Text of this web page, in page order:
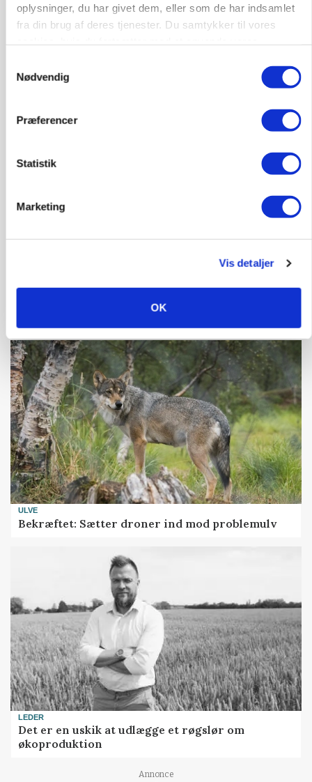
oplysninger, du har givet dem, eller som de har indsamlet
fra din brug af deres tjenester. Du samtykker til vores
Nødvendig
Præferencer
Statistik
Marketing
Vis detaljer
OK
Før såmaskinen kører: Her er efterårets største
skadedyrsrisici
MARKED
Uændret notering: Spæde lyspunkter i fortsat
ULVE
Bekræftet: Sætter droner ind mod problemulv
LEDER
Det er en uskik at udlægge et røgslør om
økoproduktion
Annonce